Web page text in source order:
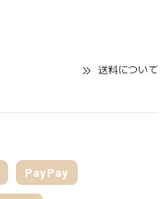
送料について
PayPay